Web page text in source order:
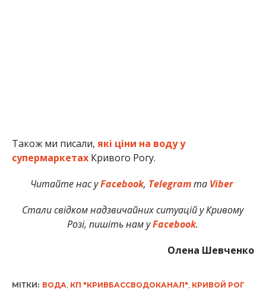
Також ми писали, які ціни на воду у
супермаркетахКривого Рогу.
Читайте нас уFacebook, Telegramта Viber
Стали свідком надзвичайних ситуацій у Кривому
Розі, пишіть нам уFacebook.
Олена Шевченко
МІТКИ: ВОДА, КП "КРИВБАССВОДОКАНАЛ", КРИВОЙ РОГ